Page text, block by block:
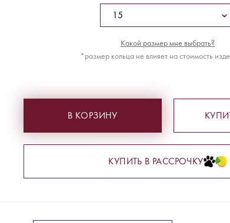
Какой размер мне выбрать?
*размер кольца не влияет на стоимость
В КОРЗИНУ
КУПИТЬ В РАССРОЧКУ